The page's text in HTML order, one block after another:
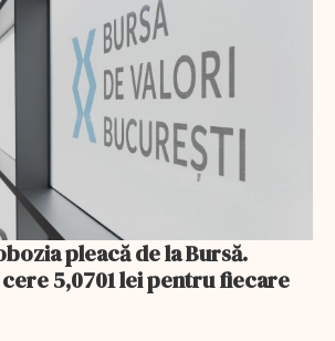
pleacă de la Bursă.
5,0701 lei pentru fiecare